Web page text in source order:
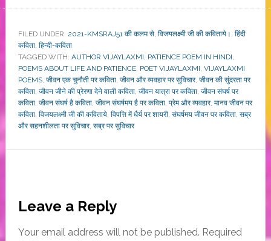
FILED UNDER: 2021-KMSRAJ51 की कलम से, विजयलक्ष्मी जी की कविताये। , हिंदी
कविता, हिन्दी-कविता
TAGGED WITH: AUTHOR VIJAYLAXMI, PATIENCE POEM IN HINDI,
POEMS ABOUT LIFE AND PATIENCE, POET VIJAYLAXMI, VIJAYLAXMI
POEMS, जीवन एक चुनौती पर कविता, जीवन और व्यवहार पर सुविचार, जीवन की सुंदरता पर
कविता, जीवन जीने की प्रेरणा देने वाली कविता, जीवन यात्रा पर कविता, जीवन संघर्ष पर
कविता, जीवन संघर्ष है कविता, जीवन संघर्षमय है पर कविता, प्रेम और व्यवहार, मानव जीवन पर
कविता, विजयलक्ष्मी जी की कविताये, विपत्ति में धैर्य पर शायरी, संघर्षमय जीवन पर कविता, सब्र
और सहनशीलता पर सुविचार, सब्र पर सुविचार
Reader
Interactions
Leave a Reply
Your email address will not be published. Required